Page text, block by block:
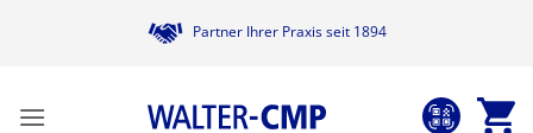
Partner Ihrer Praxis seit 1894